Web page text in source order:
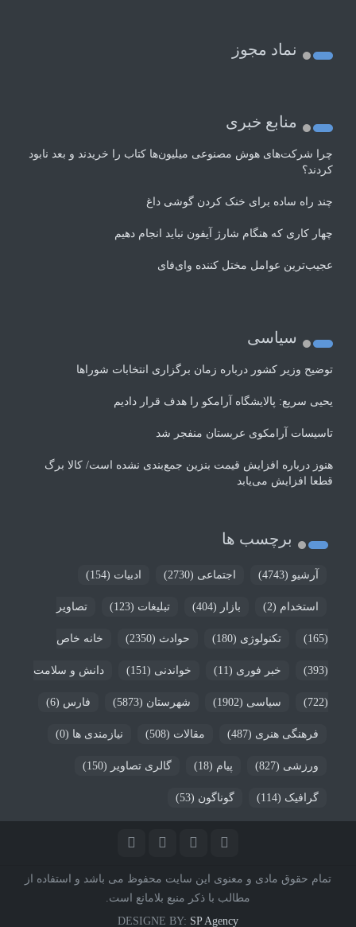
نماد مجوز
منابع خبری
چرا شرکت‌های هوش مصنوعی میلیون‌ها کتاب را خریدند و بعد نابود
کردند؟
چند راه‌ ساده برای خنک کردن گوشی داغ
چهار کاری که هنگام شارژ آیفون نباید انجام دهیم
عجیب‌ترین عوامل مختل کننده وای‌فای
سیاسی
توضیح وزیر کشور درباره زمان برگزاری انتخابات شوراها
یحیی سریع: پالایشگاه آرامکو را هدف قرار دادیم
تاسیسات آرامکوی عربستان منفجر شد
هنوز درباره افزایش قیمت بنزین جمع‌بندی نشده است/ کالا برگ
قطعا افزایش می‌یابد
برچسب ها
آرشیو (4743) اجتماعی (2730) ادبیات (154)
استخدام (2) بازار (404) تبلیغات (123) تصاویر
(165) تکنولوژی (180) حوادث (2350) خانه خاص
(393) خبر فوری (11) خواندنی (151) دانش و سلامت
(722) سیاسی (1902) شهرستان (5873) فارس (6)
فرهنگی هنری (487) مقالات (508) نیازمندی ها (0)
ورزشی (827) پیام (18) گالری تصاویر (150)
گرافیک (114) گوناگون (53)
تمام حقوق مادی و معنوی این سایت محفوظ می باشد و استفاده از
مطالب با ذکر منبع بلامانع است.
DESIGNE BY: SP Agency